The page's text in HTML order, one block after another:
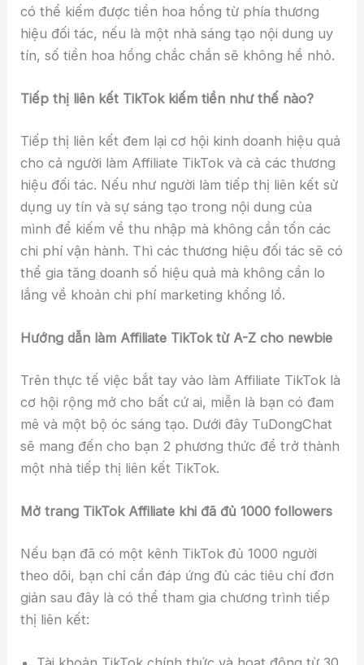
có thể kiếm được tiền hoa hồng từ phía thương
hiệu đối tác, nếu là một nhà sáng tạo nội dung uy
tín, số tiền hoa hồng chắc chắn sẽ không hề nhỏ.
Tiếp thị liên kết TikTok kiếm tiền như thế nào?
Tiếp thị liên kết đem lại cơ hội kinh doanh hiệu quả
cho cả người làm Affiliate TikTok và cả các thương
hiệu đối tác. Nếu như người làm tiếp thị liên kết sử
dụng uy tín và sự sáng tạo trong nội dung của
mình để kiếm về thu nhập mà không cần tốn các
chi phí vận hành. Thì các thương hiệu đối tác sẽ có
thể gia tăng doanh số hiệu quả mà không cần lo
lắng về khoản chi phí marketing khổng lồ.
Hướng dẫn làm Affiliate TikTok từ A-Z cho newbie
Trên thực tế việc bắt tay vào làm Affiliate TikTok là
cơ hội rộng mở cho bất cứ ai, miễn là bạn có đam
mê và một bộ óc sáng tạo. Dưới đây TuDongChat
sẽ mang đến cho bạn 2 phương thức để trở thành
một nhà tiếp thị liên kết TikTok.
Mở trang TikTok Affiliate khi đã đủ 1000 followers
Nếu bạn đã có một kênh TikTok đủ 1000 người
theo dõi, bạn chỉ cần đáp ứng đủ các tiêu chí đơn
giản sau đây là có thể tham gia chương trình tiếp
thị liên kết: